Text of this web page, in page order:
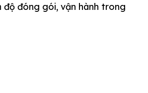
độ đóng gói, vận hành trong